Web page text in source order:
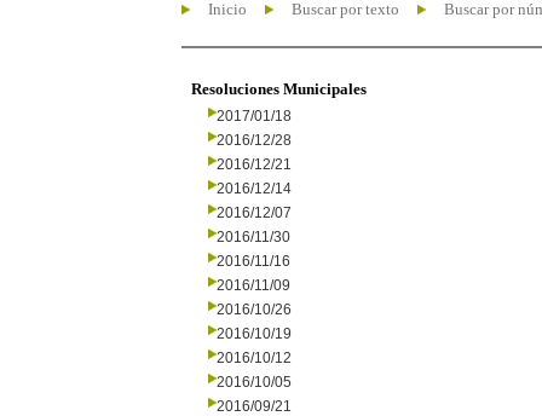
Inicio Buscar por texto Buscar por
Resoluciones Municipales
2017/01/18
2016/12/28
2016/12/21
2016/12/14
2016/12/07
2016/11/30
2016/11/16
2016/11/09
2016/10/26
2016/10/19
2016/10/12
2016/10/05
2016/09/21